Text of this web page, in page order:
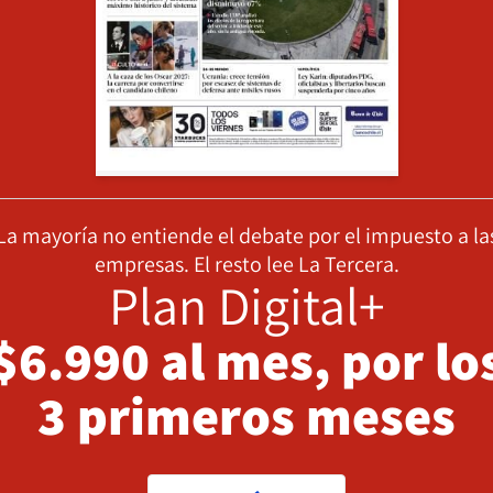
mayoría no entiende el debate por el impuesto a
empresas. El resto lee La Tercera.
Plan Digital+
al mes, por
3 primeros meses